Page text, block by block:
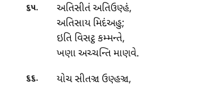
૬૫.
અતિસીતં અતિઉણ્હં,
અતિસાય મિદંઅહુ;
ઇતિ વિસટ્ઠ કમ્મન્તે,
ખણા અચ્ચન્તિ માણવે.
૬૬. યોચસીતઞ્ચ ઉણ્હઞ્ચ,